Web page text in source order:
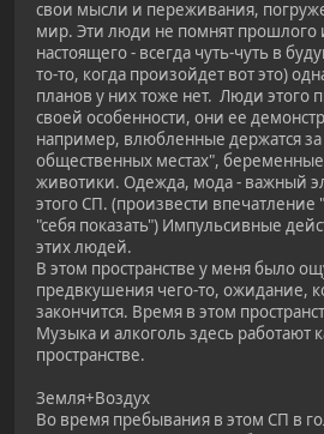
свои мысли и переживания,
мир. Эти люди не помнят прошлого
настоящего - всегда чуть-чуть в
то-то, когда произойдет вот это)
планов у них тоже нет. Люди этого
своей особенности, они ее
например, влюбленные держатся за
общественных местах", беременные
животики. Одежда, мода - важный
этого СП. (произвести впечатление
"себя показать") Импульсивные
этих людей.
В этом пространстве у меня было
предвкушения чего-то, ожидание,
закончится. Время в этом
Музыка и алкоголь здесь работают
пространстве.
Земля+Воздух
Во время пребывания в этом СП в